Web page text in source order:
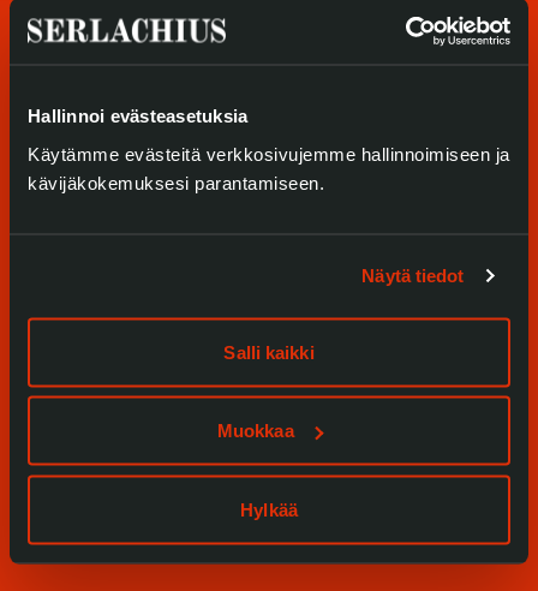
Hallinnoi evästeasetuksia
Käytämme evästeitä verkkosivujemme hallinnoimiseen ja
kävijäkokemuksesi parantamiseen.
Näytä tiedot
Salli kaikki
Muokkaa
Hylkää
Tapahtumat
Palvelumme
Kokoelmat ja museo
Serlachius Residenssi
SERLACHIUS+